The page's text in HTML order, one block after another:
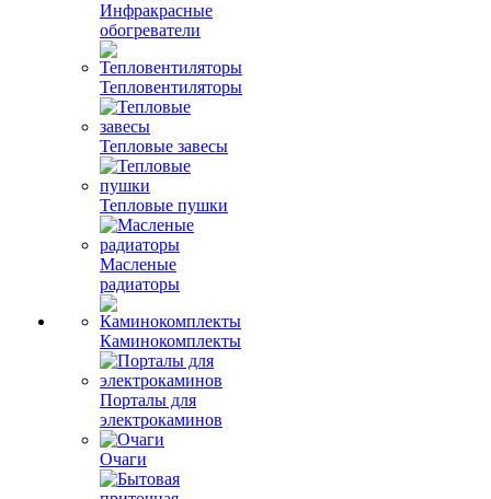
Инфракрасные
обогреватели
Тепловентиляторы
Тепловые завесы
Тепловые пушки
Масленые
радиаторы
Каминокомплекты
Порталы для
электрокаминов
Очаги